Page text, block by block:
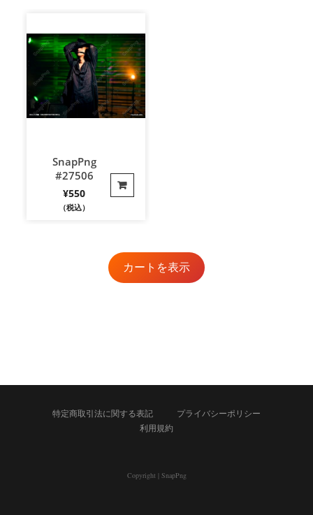
SnapPng
#27506
¥550
（税込）
カートを表示
特定商取引法に関する表記
プライバシーポリシー
利用規約
Copyright | SnapPng